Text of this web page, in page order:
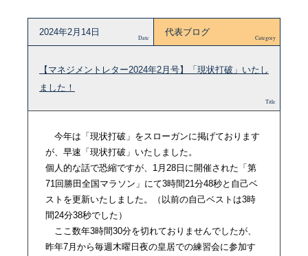
2024年2月14日
Date
代表ブログ
Category
【マネジメントレター2024年2月号】「現状打破」いたし
ました！
Title
今年は「現状打破」をスローガンに掲げております
が、早速「現状打破」いたしました。
個人的な話で恐縮ですが、1月28日に開催された「第
71回勝田全国マラソン」にて3時間21分48秒と自己ベ
ストを更新いたしました。（以前の自己ベストは3時
間24分38秒でした）
ここ数年3時間30分を切れておりませんでしたが、
昨年7月から毎週木曜日夜の皇居での練習会に参加す